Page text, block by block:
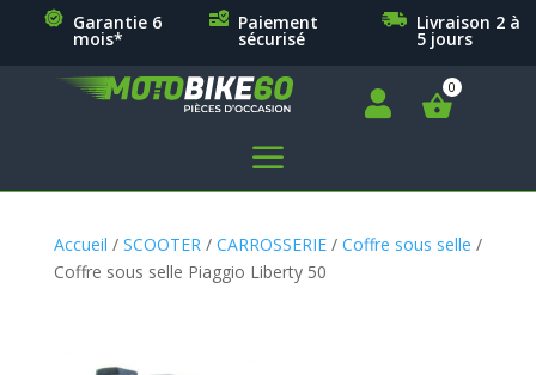
Garantie 6
mois*
Paiement
sécurisé
Livraison 2 à
5 jours

a
Accueil / SCOOTER / CARROSSERIE/ Coffre sous selle /
Coffre sous selle Piaggio Liberty 50